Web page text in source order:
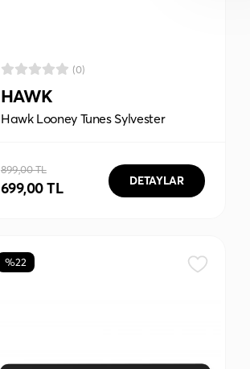
(0)
HAWK
Hawk Looney Tunes Sylvester
899,00 TL
699,00 TL DETAYLAR
%22